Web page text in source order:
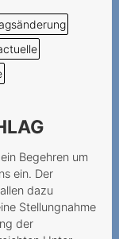
Begehren um
ein. Der
dazu
Stellungnahme
der
contratto